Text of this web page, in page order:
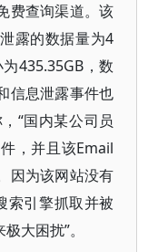
费查询渠道。该
露的数据量为4
435.35GB，数
信息泄露事件也
“国内某公司员
，并且该Email
因为该网站没有
索引擎抓取并被
大困扰”。